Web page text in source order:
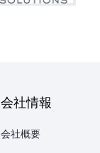
会社情報
会社概要